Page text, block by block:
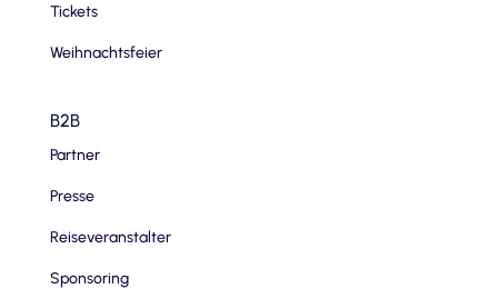
Tickets
Weihnachtsfeier
B2B
Partner
Presse
Reiseveranstalter
Sponsoring